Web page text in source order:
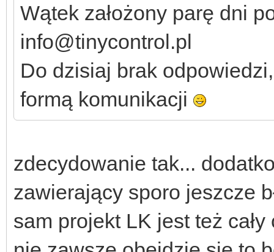
Wątek założony parę dni
info@tinycontrol.pl
Do dzisiaj brak
formą komunikacji
zdecydowanie tak...
zawierający sporo jeszcze
sam projekt LK jest też